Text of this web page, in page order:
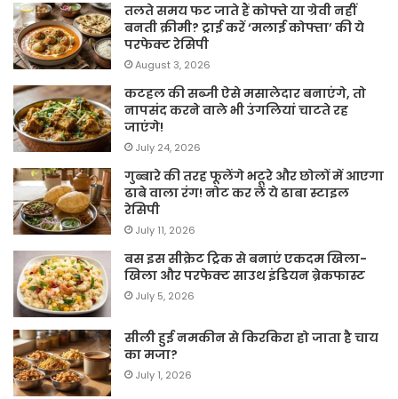
तलते समय फट जाते हैं कोफ्ते या ग्रेवी नहीं
बनती क्रीमी? ट्राई करें ‘मलाई कोफ्ता’ की ये
परफेक्ट रेसिपी
August 3, 2026
कटहल की सब्जी ऐसे मसालेदार बनाएंगे, तो
नापसंद करने वाले भी उंगलियां चाटते रह
जाएंगे!
July 24, 2026
गुब्बारे की तरह फूलेंगे भटूरे और छोलों में आएगा
ढाबे वाला रंग! नोट कर लें ये ढाबा स्टाइल
रेसिपी
July 11, 2026
बस इस सीक्रेट ट्रिक से बनाएं एकदम खिला-
खिला और परफेक्ट साउथ इंडियन ब्रेकफास्ट
July 5, 2026
सीली हुई नमकीन से किरकिरा हो जाता है चाय
का मजा?
July 1, 2026